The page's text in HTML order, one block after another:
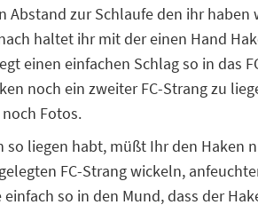
Abstand zur Schlaufe den ihr
haltet ihr mit der einen Hand
einen einfachen Schlag so in das
noch ein zweiter FC-Strang zu
Fotos.
so liegen habt, müßt Ihr den Haken
FC-Strang wickeln,
einfach so in den Mund, dass der